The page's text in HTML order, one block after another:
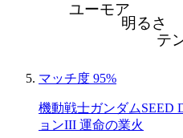
テ
明るさ
ユーモア
マッチ度 95%
機動戦士ガンダムSEED
ョンIII 運命の業火